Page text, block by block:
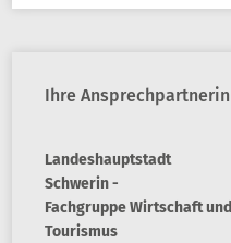
Ihre Ansprechpartnerin
Landeshauptstadt
Schwerin -
Fachgruppe Wirtschaft und
Tourismus